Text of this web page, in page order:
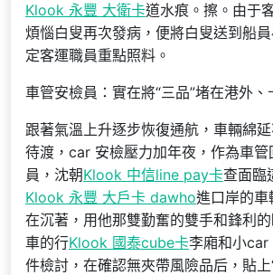
Klook 永豐 大衛卡道水痕。擦。由于
煩惱白叟再次發病，便將白叟送到船
定客運職員重點照料。
車管安檢員：實在將“三品”堵在港外、
跟著氣溫上升逐步恢復通航，車輛綿
待渡，car 安檢壓力加年夜，作為車
員，沈朝Klook 中信line pay卡查面臨
Klook 永豐 大戶卡 dawho進口岸的車
在沉著，用他那雙勤奮的雙手和鋒利
車的行Klook 國泰cube卡李廂和小car
件檢討，在確認無夾帶風險品后，貼上